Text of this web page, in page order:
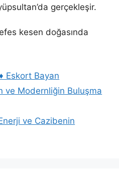
gerçekleşir.
kesen doğasında
Eskort Bayan
ve Modernliğin Buluşma
ve Cazibenin